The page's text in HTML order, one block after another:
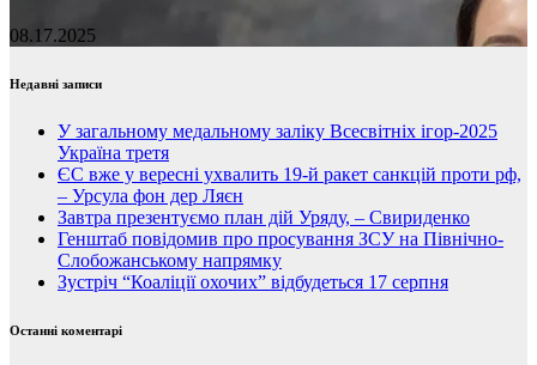
08.17.2025
Недавні записи
У загальному медальному заліку Всесвітніх ігор-2025
Україна третя
ЄС вже у вересні ухвалить 19-й ракет санкцій проти рф,
– Урсула фон дер Ляєн
Завтра презентуємо план дій Уряду, – Свириденко
Генштаб повідомив про просування ЗСУ на Північно-
Слобожанському напрямку
Зустріч “Коаліції охочих” відбудеться 17 серпня
Останні коментарі